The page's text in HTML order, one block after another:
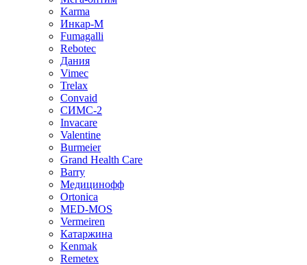
Karma
Инкар-М
Fumagalli
Rebotec
Дания
Vimec
Trelax
Convaid
СИМС-2
Invacare
Valentine
Burmeier
Grand Health Care
Barry
Медицинофф
Ortonica
MED-MOS
Vermeiren
Катаржина
Kenmak
Remetex